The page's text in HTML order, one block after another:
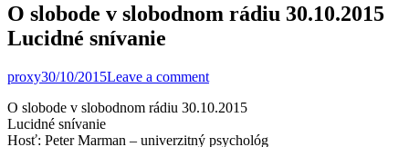
O slobode v slobodnom rádiu 30.10.2015
Lucidné snívanie
proxy30/10/2015Leave a comment
O slobode v slobodnom rádiu 30.10.2015
Lucidné snívanie
Hosť: Peter Marman – univerzitný psychológ